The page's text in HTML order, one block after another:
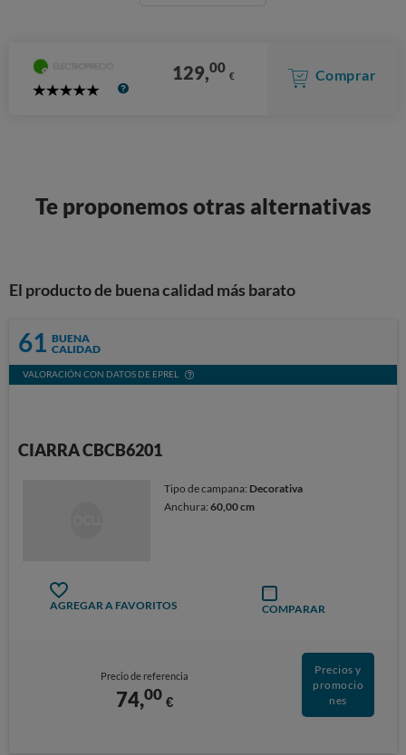
5
129,00 € Comprar
Te proponemos otras alternativas
El producto de buena calidad más barato
61 BUENA
CALIDAD
VALORACIÓN CON DATOS DE EPREL
CIARRA CBCB6201
Tipo de campana: Decorativa
Anchura:60,00 cm
AGREGAR A FAVORITOS COMPARAR
Precio de referencia
74,00 €
Precios y
promocio
nes